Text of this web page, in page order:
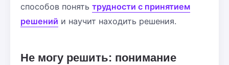
способов понять трудности с принятием
решений и научит находить решения.
Не могу решить: понимание